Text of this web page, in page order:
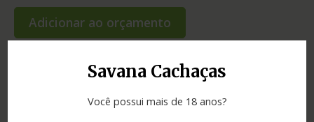
Savana Cachaças
Você possui mais de 18 anos?
Adicionar ao orçamento